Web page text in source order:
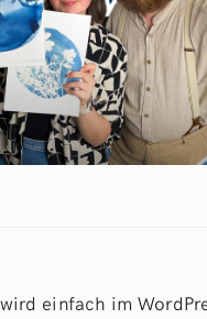
einfach im